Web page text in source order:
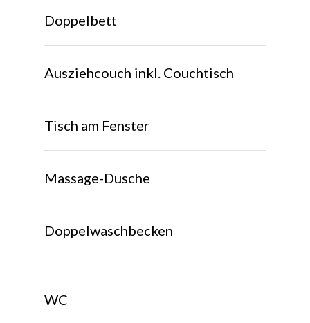
Doppelbett
Ausziehcouch inkl. Couchtisch
Tisch am Fenster
Massage-Dusche
Doppelwaschbecken
WC